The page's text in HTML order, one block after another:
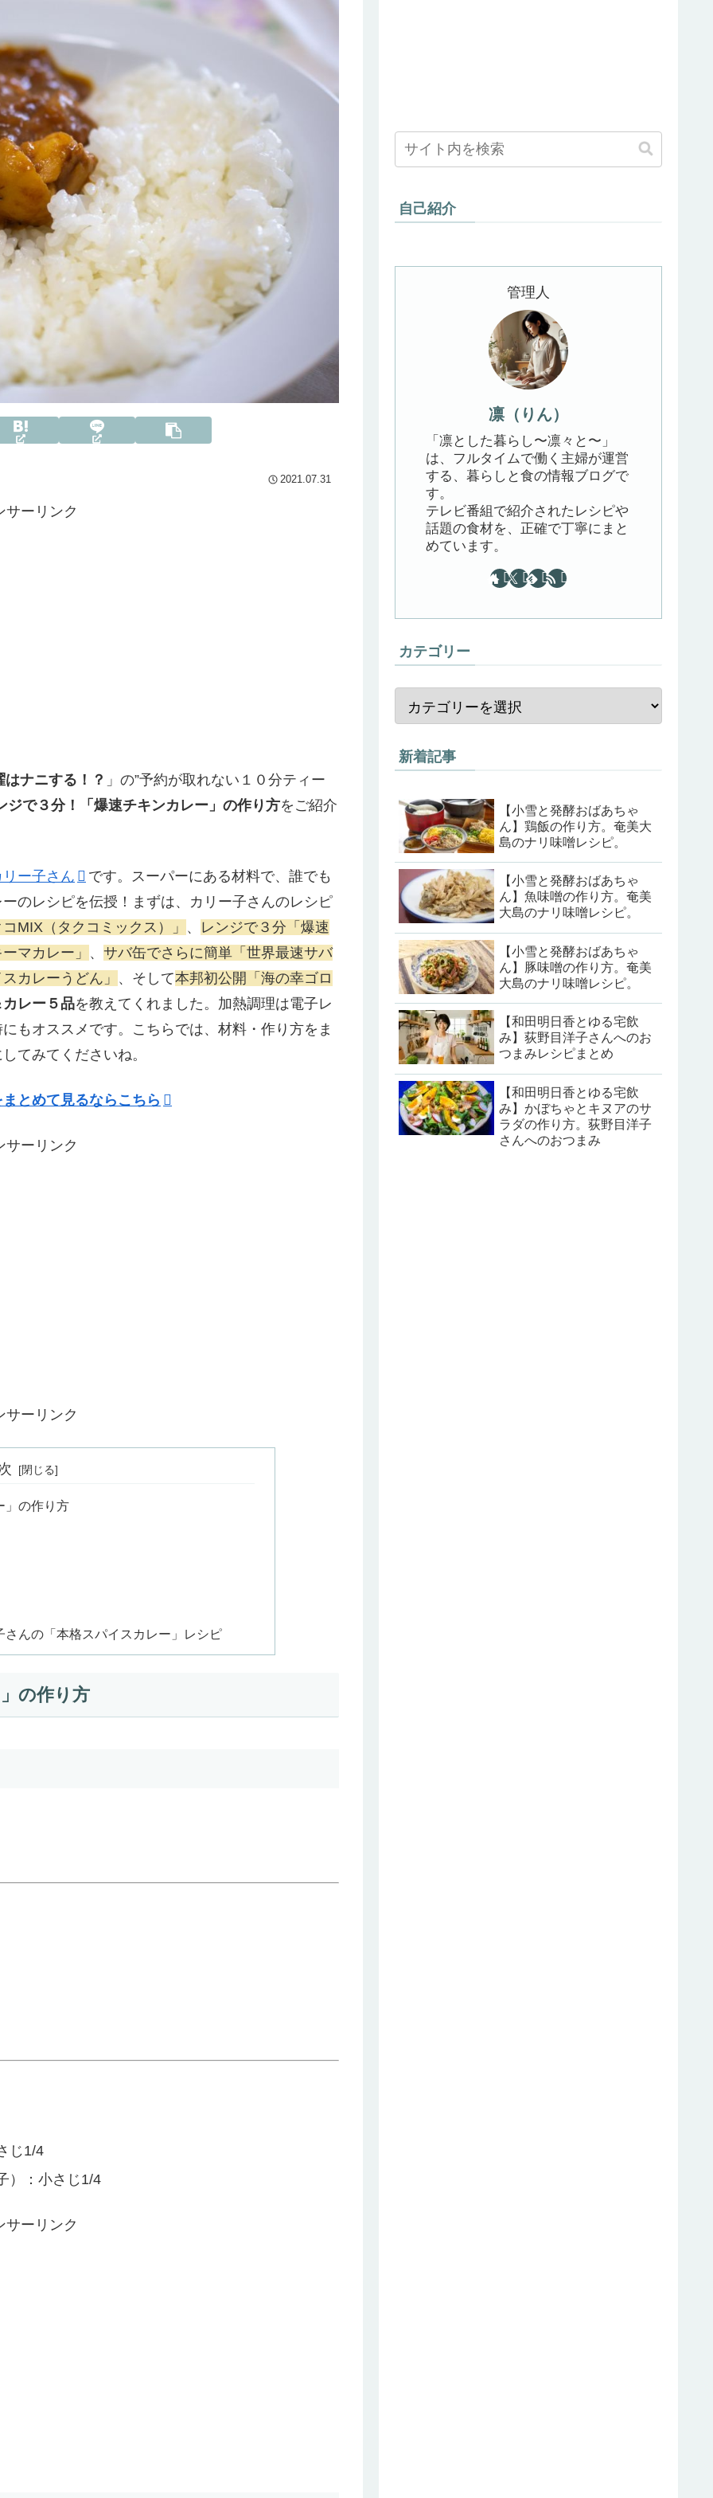
2021.07.31
サーリンク
はナニする！？ 」の”予約が取れない１０分ティー
ジで３分！「爆速チキンカレー」の作り方をご紹介
ー子さん です。
スーパーにある材料で、誰でも
のレシピを伝授！まずは、カリー子さんのレシピ
MIX（タクコミックス）」 、 レンジで３分「爆速
マカレー」 、 サバ缶でさらに簡単「世界最速サバ
カレーうどん」 、そして本邦初公開「海の幸ゴロ
レー５品を教えてくれました。加熱調理は電子レ
もオススメです。こちらでは、 材料・作り方をま
てみてくださいね。
とめて見るならこちら
サーリンク
サーリンク
」の作り方
んの「本格スパイスカレー」レシピ
の作り方
じ1/4
）：小さじ1/4
サーリンク
自己紹介
管理人
凛（りん）
「凛とした暮らし〜凛々と〜」
は、フルタイムで働く主婦が運営
する、暮らしと食の情報ブログで
す。
テレビ番組で紹介されたレシピや
話題の食材を、正確で丁寧にまと
めています。
カテゴリー
新着記事
【小雪と発酵おばあちゃ
ん】鶏飯の作り方。奄美大
島のナリ味噌レシピ。
【小雪と発酵おばあちゃ
ん】魚味噌の作り方。奄美
大島のナリ味噌レシピ。
【小雪と発酵おばあちゃ
ん】豚味噌の作り方。奄美
大島のナリ味噌レシピ。
【和田明日香とゆる宅飲
み】荻野目洋子さんへのお
つまみレシピまとめ
【和田明日香とゆる宅飲
み】かぼちゃとキヌアのサ
ラダの作り方。荻野目洋子
さんへのおつまみ